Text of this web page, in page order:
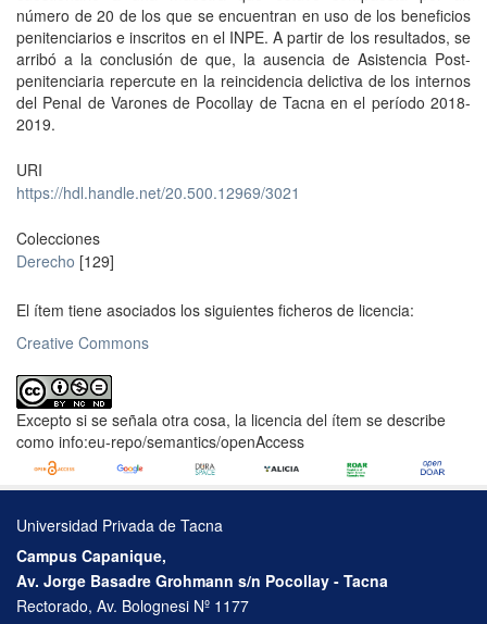
número de 20 de los que se encuentran en uso de los beneficios
penitenciarios e inscritos en el INPE. A partir de los resultados, se
arribó a la conclusión de que, la ausencia de Asistencia Post-
penitenciaria repercute en la reincidencia delictiva de los internos
del Penal de Varones de Pocollay de Tacna en el período 2018-
2019.
URI
https://hdl.handle.net/20.500.12969/3021
Colecciones
Derecho [129]
El ítem tiene asociados los siguientes ficheros de licencia:
Creative Commons
Excepto si se señala otra cosa, la licencia del ítem se describe
como info:eu-repo/semantics/openAccess
Universidad Privada de Tacna
Campus Capanique,
Av. Jorge Basadre Grohmann s/n Pocollay - Tacna
Rectorado, Av. Bolognesi Nº 1177